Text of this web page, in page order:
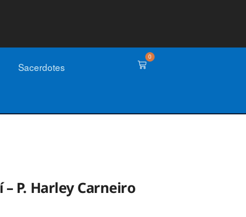
Sacerdotes
0
P. Harley Carneiro